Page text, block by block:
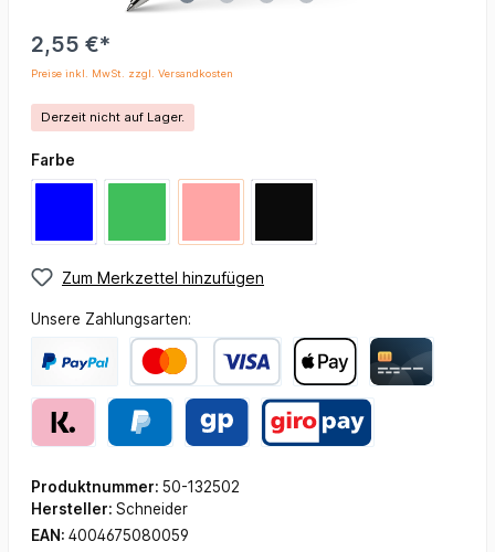
2,55 €*
Preise inkl. MwSt. zzgl. Versandkosten
Derzeit nicht auf Lager.
Farbe
Zum Merkzettel hinzufügen
Unsere Zahlungsarten:
Produktnummer: 50-132502
Hersteller: Schneider
EAN: 4004675080059